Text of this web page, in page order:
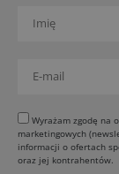
Kukurydza
Amazone
29.07.2026
29.07.2026
Wyrażam zgodę na
marketingowych
informacji o ofertach
oraz jej kontrahentów.